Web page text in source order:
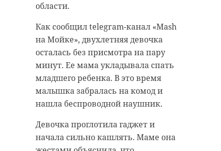
области.
Как сообщил telegram-канал «Mash
на Мойке», двухлетняя девочка
осталась без присмотра на пару
минут. Ее мама укладывала спать
младшего ребенка. В это время
малышка забралась на комод и
нашла беспроводной наушник.
Девочка проглотила гаджет и
начала сильно кашлять. Маме она